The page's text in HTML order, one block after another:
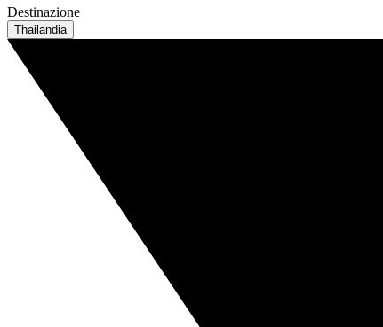
Destinazione
Thailandia